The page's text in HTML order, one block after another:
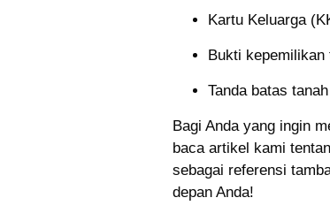
Kartu Keluarga
Bukti
Tanda batas
Bagi Anda yang ingin
baca artikel kami
sebagai referensi
depan Anda!